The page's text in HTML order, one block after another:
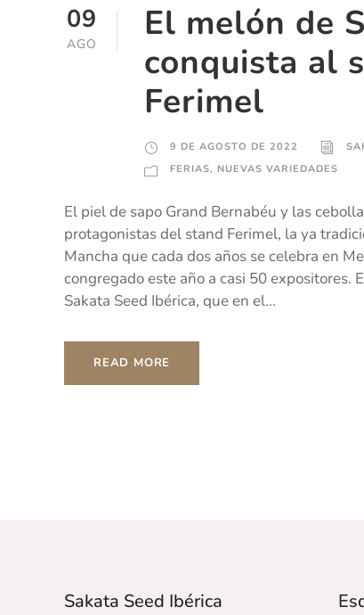
09
AGO
El melón de
conquista al
Ferimel
9 DE AGOSTO DE 2022
FERIAS, NUEVAS VARIEDADES
El piel de sapo Grand Bernabéu y las
protagonistas del stand Ferimel, la ya
Mancha que cada dos años se celebra en
congregado este año a casi 50 expositores.
Sakata Seed Ibérica, que en el...
READ MORE
Sakata Seed Ibérica